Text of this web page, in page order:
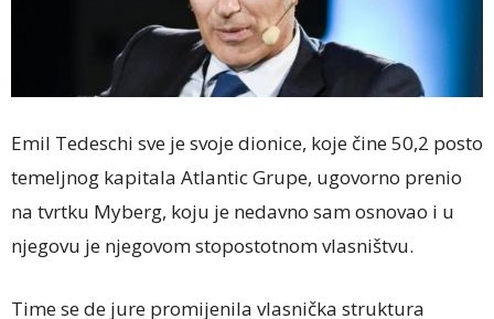
Emil Tedeschi sve je svoje dionice, koje čine 50,2 posto
temeljnog kapitala Atlantic Grupe, ugovorno prenio
na tvrtku Myberg, koju je nedavno sam osnovao i u
njegovu je njegovom stopostotnom vlasništvu.
Time se de jure promijenila vlasnička struktura